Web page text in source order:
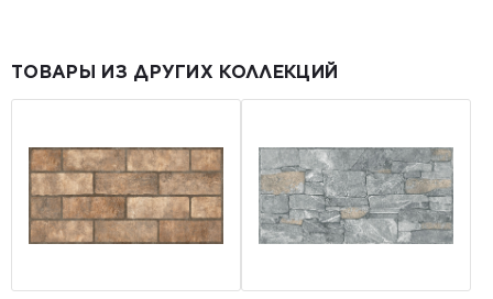
ТОВАРЫ ИЗ ДРУГИХ КОЛЛЕКЦИЙ